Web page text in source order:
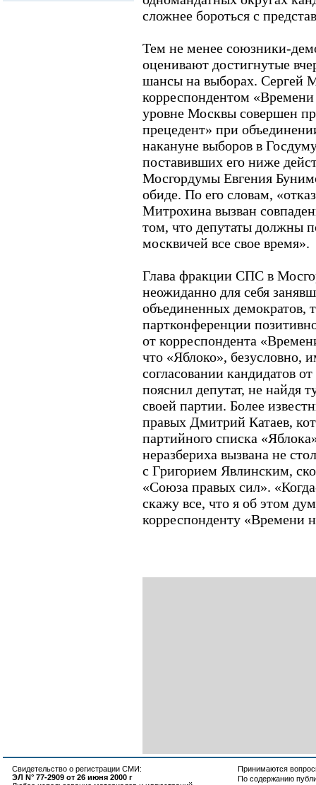
сложнее бороться с
Тем не менее союзники-
оценивают достигнутые
шансы на выборах. Сергей
корреспондентом «Времени
уровне Москвы совершен
прецедент» при
накануне выборов в
поставивших его ниже
Мосгордумы Евгения
обиде. По его словам,
Митрохина вызван
том, что депутаты должны
москвичей все свое время».
Глава фракции СПС в
неожиданно для себя
объединенных демократов,
партконференции
от корреспондента
что «Яблоко», безусловно,
согласовании кандидатов
пояснил депутат, не найдя
своей партии. Более
правых Дмитрий Катаев,
партийного списка
неразбериха вызвана не
с Григорием Явлинским,
«Союза правых сил».
скажу все, что я об этом
корреспонденту «Времени
Свидетельство о регистрации СМИ:
ЭЛ N° 77-2909 от 26 июня 2000 г
Принимаются
По содержанию